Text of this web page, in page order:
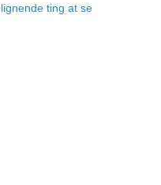
ting at se